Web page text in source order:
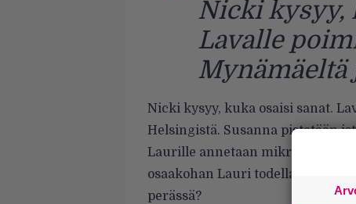
Nicki kysyy,
Lavalle
Mynämäeltä
Nicki kysyy, kuka osaisi sanat.
Helsingistä. Susanna pistetään
Laurille annetaan mikrofoni.
osaakohan Lauri todella sanat?
perässä?